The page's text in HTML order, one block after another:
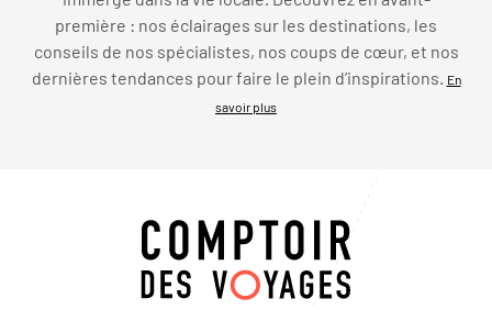
première : nos éclairages sur les destinations, les
conseils de nos spécialistes, nos coups de cœur, et nos
dernières tendances pour faire le plein d’inspirations.
En
savoir plus